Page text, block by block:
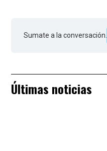
Sumate a la conversación.
Últimas noticias